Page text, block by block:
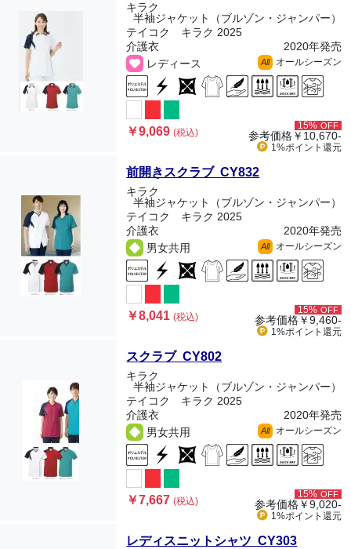
キラク
半袖ジャケット（ブルゾン・ジャンパー）
テイコク キラク 2025
介護衣
2020年発売
レディース
All オールシーズン
￥9,069(税込)
15% OFF
参考価格￥10,670-
1%ポイント 還元
前開きスクラブ CY832
キラク
半袖ジャケット（ブルゾン・ジャンパー）
テイコク キラク 2025
介護衣
2020年発売
男女共用
All オールシーズン
￥8,041(税込)
15% OFF
参考価格￥9,460-
1%ポイント 還元
スクラブ CY802
キラク
半袖ジャケット（ブルゾン・ジャンパー）
テイコク キラク 2025
介護衣
2020年発売
男女共用
All オールシーズン
￥7,667(税込)
15% OFF
参考価格￥9,020-
1%ポイント 還元
レディスニットシャツ CY303